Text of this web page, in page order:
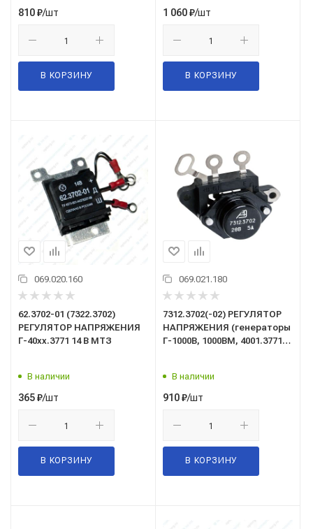
810₽/шт
В КОРЗИНУ
1 060₽/шт
В КОРЗИНУ
069.020.160
62.3702-01 (7322.3702)
РЕГУЛЯТОР НАПРЯЖЕНИЯ
Г-40хх.3771 14 В МТЗ
В наличии
365₽/шт
В КОРЗИНУ
069.021.180
7312.3702(-02) РЕГУЛЯТОР
НАПРЯЖЕНИЯ (генераторы
Г-1000В, 1000ВМ, 4001.3771,
В наличии
910₽/шт
В КОРЗИНУ